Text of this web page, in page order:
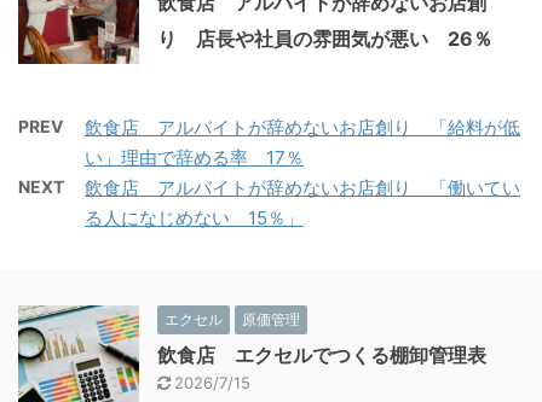
り 店長や社員の雰囲気が悪い 26％
PREV
飲食店 アルバイトが辞めないお店創り 「給料が低
い」理由で辞める率 17％
NEXT
飲食店 アルバイトが辞めないお店創り 「働いてい
る人になじめない 15％」
エクセル 原価管理
飲食店 エクセルでつくる棚卸管理表
2026/7/15